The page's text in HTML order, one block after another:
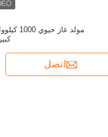
كبير
اتصل